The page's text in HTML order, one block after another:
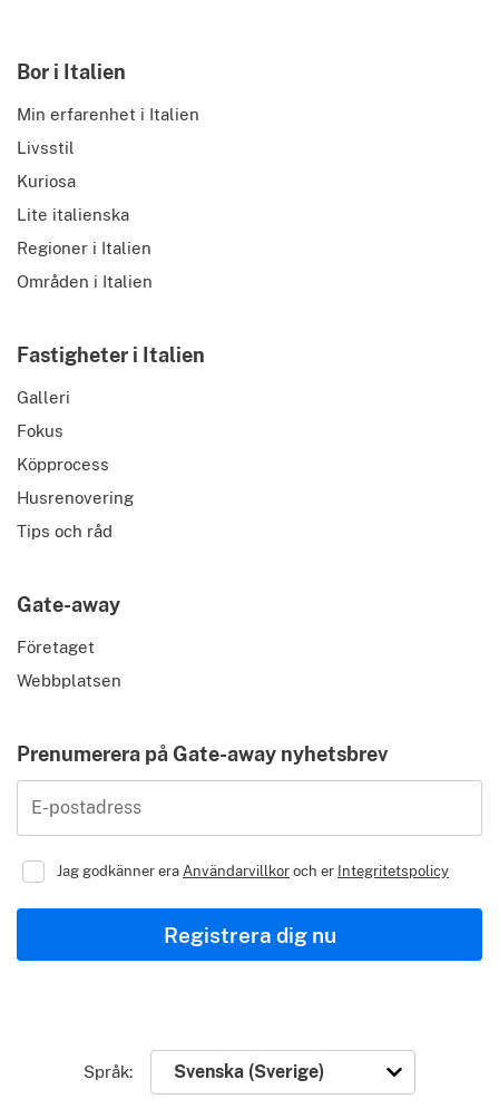
Bor i Italien
Min erfarenhet i Italien
Livsstil
Kuriosa
Lite italienska
Regioner i Italien
Områden i Italien
Fastigheter i Italien
Galleri
Fokus
Köpprocess
Husrenovering
Tips och råd
Gate-away
Företaget
Webbplatsen
Prenumerera på Gate-away nyhetsbrev
E-postadress
Jag godkänner era Användarvillkoroch er Integritetspolicy
Registrera dig nu
Språk: